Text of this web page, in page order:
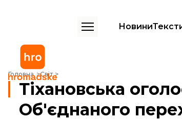
Новини
Головна Світ
Тіхановська оголосила про створення Об'єднаного
Тіхановська
Об'єднаного